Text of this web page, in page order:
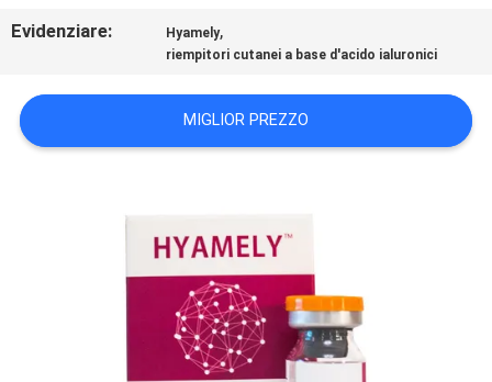
UN
PREVENTIVO
SHOPPING
Evidenziare: Hyamely,
riempitori cutanei a base d'acido ialuronici
MIGLIOR PREZZO